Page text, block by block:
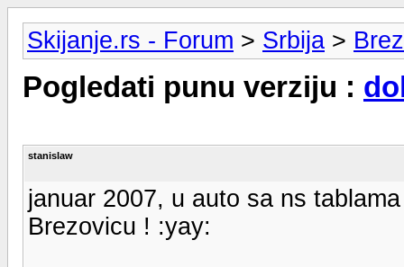
Skijanje.rs - Forum > Srbija >
Pogledati punu verziju :
stanislaw
januar 2007, u auto sa ns
Brezovicu ! :yay: